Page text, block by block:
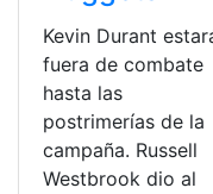
Kevin Durant
fuera de combate
hasta las
postrimerías de la
campaña. Russell
Westbrook dio al